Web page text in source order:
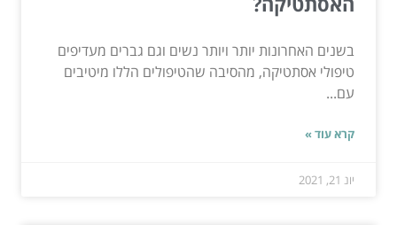
בשנים האחרונות יותר ויותר נשים וגם גברים מעדיפים
טיפולי אסתטיקה, מהסיבה שהטיפולים הללו מיטיבים
עם...
קרא עוד »
יונ 21, 2021